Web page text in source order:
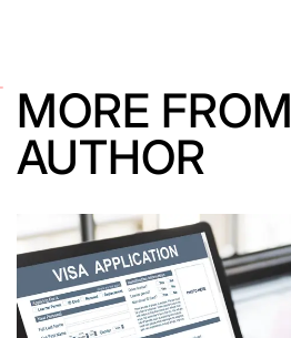
MORE FROM
AUTHOR